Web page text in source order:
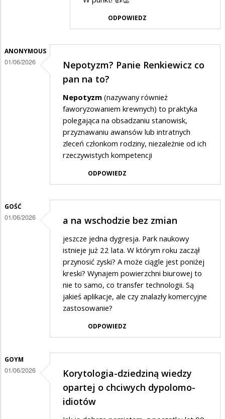
odpowiedzi
na
wschodzie
ODPOWIEDZ
ANONYMOUS
01/06/2026
Nepotyzm? Panie Renkiewicz co
pan na to?
Nepotyzm (nazywany również
faworyzowaniem krewnych) to praktyka
polegająca na obsadzaniu stanowisk,
przyznawaniu awansów lub intratnych
zleceń członkom rodziny, niezależnie od ich
rzeczywistych kompetencji
ODPOWIEDZ
GOŚĆ
01/06/2026 a na wschodzie bez zmian
jeszcze jedna dygresja. Park naukowy
istnieje już 22 lata. W którym roku zaczął
przynosić zyski? A może ciągle jest poniżej
kreski? Wynajem powierzchni biurowej to
nie to samo, co transfer technologii. Są
jakieś aplikacje, ale czy znalazły komercyjne
zastosowanie?
ODPOWIEDZ
GOYM
01/06/2026
Korytologia-dziedziną wiedzy
opartej o chciwych dypolomo-
idiotów